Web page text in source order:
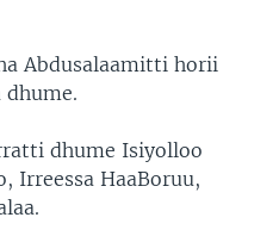
Abdusalaamitti horii
dhume.
dhume Isiyolloo
Irreessa HaaBoruu,